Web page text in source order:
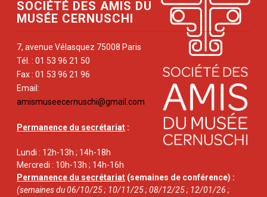
SOCIÉTÉ DES AMIS DU
MUSÉE CERNUSCHI
7, avenue Vélasquez 75008 Paris
Tél. : 01 53 96 21 50
Fax : 01 53 96 21 96
Email:
amismuseecernuschi@gmail.com
Permanence du secrétariat :
Lundi : 12h-13h ; 14h-18h
Mercredi : 10h-13h ; 14h-16h
Permanence du secrétariat (semaines de conférence) :
(semaines du 06/10/25 ; 10/11/25 ; 08/12/25 ; 12/01/26 ;